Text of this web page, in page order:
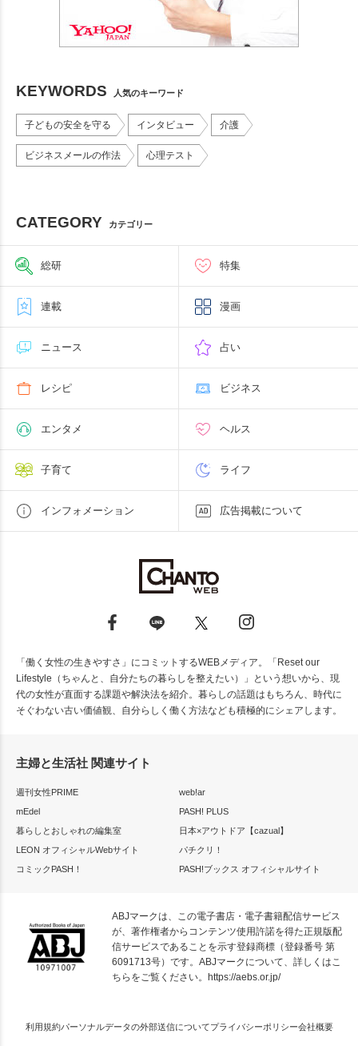
KEYWORDS 人気のキーワード
子どもの安全を守る インタビュー 介護
ビジネスメールの作法 心理テスト
CATEGORY カテゴリー
総研 特集
連載 漫画
ニュース 占い
レシピ ビジネス
エンタメ ヘルス
子育て ライフ
インフォメーション 広告掲載について
「働く女性の生きやすさ」にコミットするWEBメディア。「Reset our
Lifestyle（ちゃんと、自分たちの暮らしを整えたい）」という想いから、現
代の女性が直面する課題や解決法を紹介。暮らしの話題はもちろん、時代に
そぐわない古い価値観、自分らしく働く方法なども積極的にシェアします。
主婦と生活社 関連サイト
週刊女性PRIME
web!ar
mEdel
PASH! PLUS
暮らしとおしゃれの編集室
日本×アウトドア【cazual】
LEON オフィシャルWebサイト
パチクリ！
コミックPASH！
PASH!ブックス オフィシャルサイト
ABJマークは、この電子書店・電子書籍配信サービス
が、著作権者からコンテンツ使用許諾を得た正規版配
信サービスであることを示す登録商標（登録番号 第
6091713号）です。ABJマークについて、詳しくはこ
ちらをご覧ください。
https://aebs.or.jp/
利用規約パーソナルデータの外部送信についてプライバシーポリシー会社概要